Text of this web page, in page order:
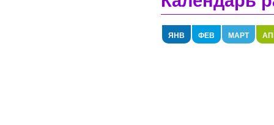
ЯНВ ФЕВ МАРТ